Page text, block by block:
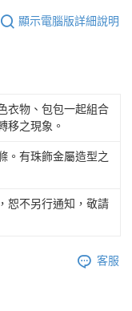
顯示電腦版詳細說明
衣物、包包一起組合
移之現象。
。有珠飾金屬造型之
恕不另行通知，敬請
客服